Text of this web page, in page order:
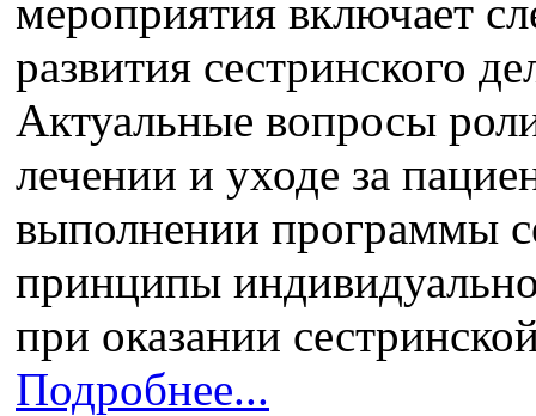
мероприятия включает
развития сестринского
Актуальные вопросы
лечении и уходе за
выполнении программы
принципы
при оказании
Подробнее...